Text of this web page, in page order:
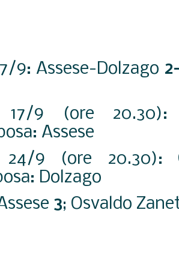
9: Assese-Dolzago
17/9 (ore 20.30):
Assese
24/9 (ore 20.30):
Dolzago
3; Osvaldo